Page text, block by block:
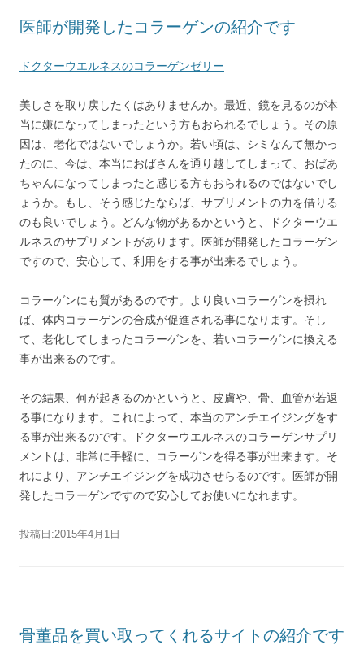
医師が開発したコラーゲンの紹介です
ドクターウエルネスのコラーゲンゼリー
美しさを取り戻したくはありませんか。最近、鏡を見るのが本
当に嫌になってしまったという方もおられるでしょう。その原
因は、老化ではないでしょうか。若い頃は、シミなんて無かっ
たのに、今は、本当におばさんを通り越してしまって、おばあ
ちゃんになってしまったと感じる方もおられるのではないでし
ょうか。もし、そう感じたならば、サプリメントの力を借りる
のも良いでしょう。どんな物があるかというと、ドクターウエ
ルネスのサプリメントがあります。医師が開発したコラーゲン
ですので、安心して、利用をする事が出来るでしょう。
コラーゲンにも質があるのです。より良いコラーゲンを摂れ
ば、体内コラーゲンの合成が促進される事になります。そし
て、老化してしまったコラーゲンを、若いコラーゲンに換える
事が出来るのです。
その結果、何が起きるのかというと、皮膚や、骨、血管が若返
る事になります。これによって、本当のアンチエイジングをす
る事が出来るのです。ドクターウエルネスのコラーゲンサプリ
メントは、非常に手軽に、コラーゲンを得る事が出来ます。そ
れにより、アンチエイジングを成功させらるのです。医師が開
発したコラーゲンですので安心してお使いになれます。
投稿日:2015年4月1日
骨董品を買い取ってくれるサイトの紹介です